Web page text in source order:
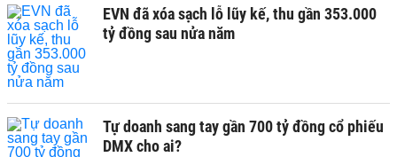
EVN đã xóa sạch lỗ lũy kế, thu gần 353.000
tỷ đồng sau nửa năm
Tự doanh sang tay gần 700 tỷ đồng cổ phiếu
DMX cho ai?